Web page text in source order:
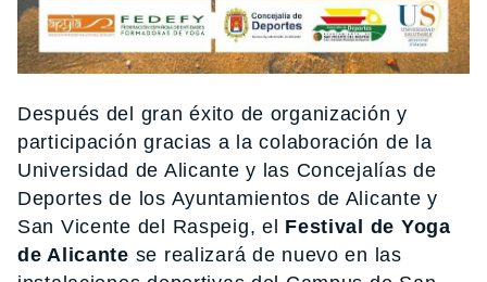
Después del gran éxito de organización y
participación gracias a la colaboración de la
Universidad de Alicante y las Concejalías de
Deportes de los Ayuntamientos de Alicante y
San Vicente del Raspeig, el Festival de Yoga
de Alicante se realizará de nuevo en las